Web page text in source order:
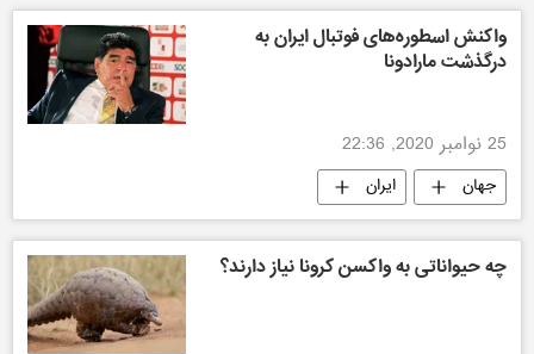
واکنش اسطوره‌های فوتبال ایران به
درگذشت مارادونا
25 نوامبر 2020, 22:36
جهان ایران
چه حیواناتی به واکسن کرونا نیاز دارند؟